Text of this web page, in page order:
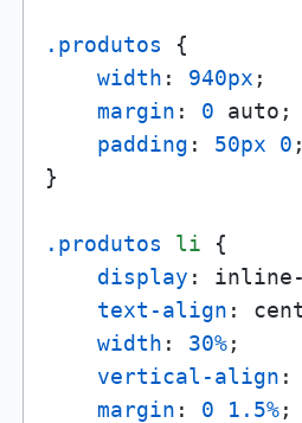
.produtos {
width : 940px ;
margin : 0 auto;
padding : 50px 0 ;
}
.produtos li {
display : inline-
text-align :
width : 30%;
vertical-align :
margin : 0 1.5%;